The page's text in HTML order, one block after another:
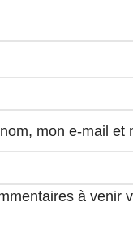
mon e-mail
à venir